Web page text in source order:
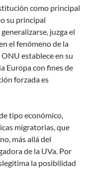
como principal
su principal
juzga el
el fenómeno de la
establece en su
Europa con fines de
forzada es
tipo económico,
migratorias, que
más allá del
de la UVa. Por
la posibilidad